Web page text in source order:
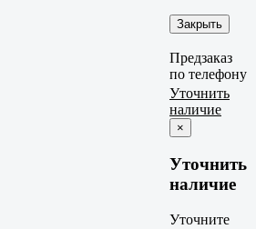
Закрыть
Предзаказ
по телефону
Уточнить
наличие
×
Уточнить
наличие
Уточните